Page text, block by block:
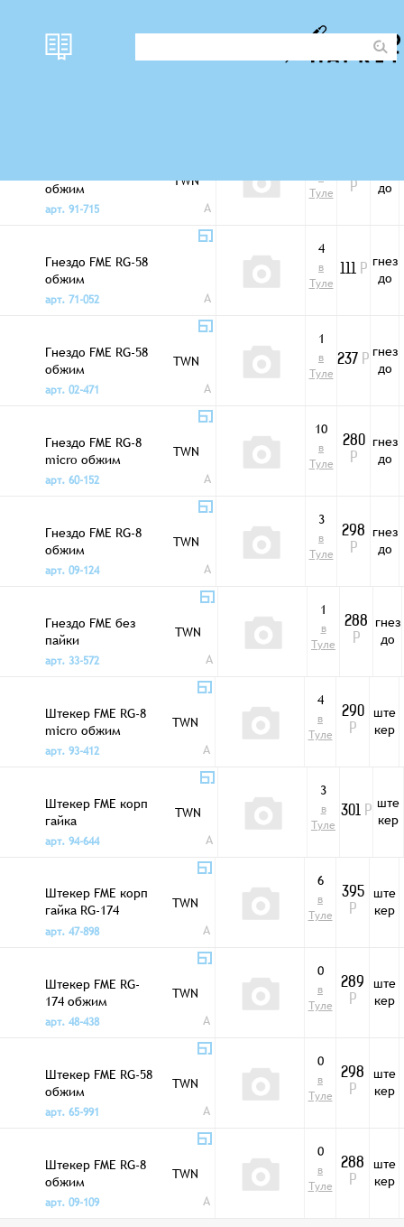
обжим
TWN
арт. 91-715
A
в
Туле
Р
до
Гнездо FME RG-58
обжим
арт. 71-052
A
4
в
Туле
111 Р
гнез
до
Гнездо FME RG-58
обжим
TWN
арт. 02-471
A
1
в
Туле
237 Р
гнез
до
Гнездо FME RG-8
micro обжим
TWN
арт. 60-152
A
10
в
Туле
280
Р
гнез
до
Гнездо FME RG-8
обжим
TWN
арт. 09-124
A
3
в
Туле
298
Р
гнез
до
Гнездо FME без
пайки
TWN
арт. 33-572
A
1
в
Туле
288
Р
гнез
до
Штекер FME RG-8
micro обжим
TWN
арт. 93-412
A
4
в
Туле
290
Р
ште
кер
Штекер FME корп
гайка
TWN
арт. 94-644
A
3
в
Туле
301 Р
ште
кер
Штекер FME корп
гайка RG-174
обжим
TWN
арт. 47-898
A
6
в
Туле
395
Р
ште
кер
Штекер FME RG-
174 обжим
TWN
арт. 48-438
A
0
в
Туле
289
Р
ште
кер
Штекер FME RG-58
обжим
TWN
арт. 65-991
A
0
в
Туле
298
Р
ште
кер
Штекер FME RG-8
обжим
TWN
арт. 09-109
A
0
в
Туле
288
Р
ште
кер